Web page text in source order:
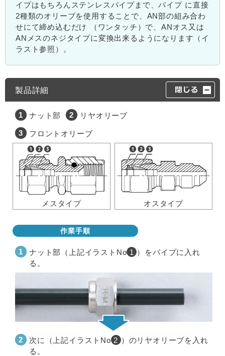
イプはもちろんステンレスパイプまで、パイプ に直接
2種類のオリーブを使用することで、AN部の組み合わ
せにて締め込むだけ （ワンタッチ）で、ANオス又は
ANメスのネジタイプに変換出来るようになります（イ
ラスト参照）。
製品詳細
ナット部 リヤオリーブ
フロントオリーブ
メスタイプ オスタイプ
作業手順
ナット部（上記イラストNo 1 ）をパイプに入れ
る。
次に（上記イラストNo 2 ）のリヤオリーブを入れ
る。